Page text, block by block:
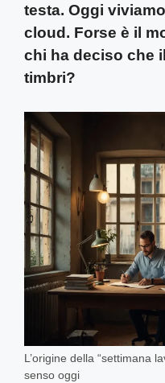
testa. Oggi
cloud. Forse è il
chi ha deciso che
timbri?
L’origine della “settimana
senso oggi